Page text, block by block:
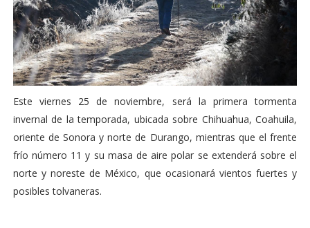
Este viernes 25 de noviembre, será la primera tormenta
invernal de la temporada, ubicada sobre Chihuahua, Coahuila,
oriente de Sonora y norte de Durango, mientras que el frente
frío número 11 y su masa de aire polar se extenderá sobre el
norte y noreste de México, que ocasionará vientos fuertes y
posibles tolvaneras.